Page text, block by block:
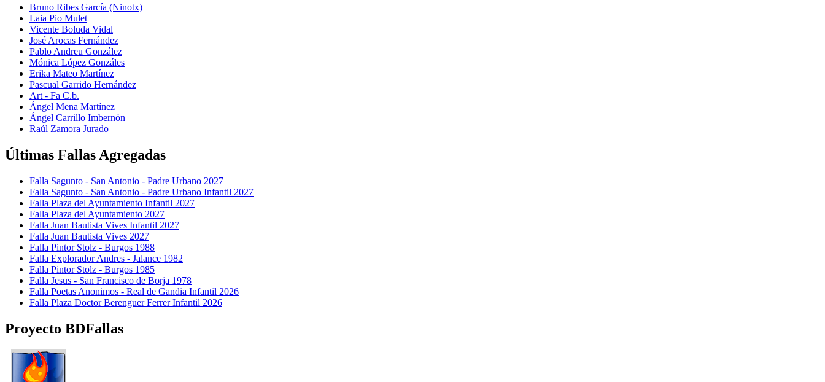
Bruno Ribes García (Ninotx)
Laia Pio Mulet
Vicente Boluda Vidal
José Arocas Fernández
Pablo Andreu González
Mónica López Gonzáles
Erika Mateo Martínez
Pascual Garrido Hernández
Art - Fa C.b.
Ángel Mena Martínez
Ángel Carrillo Imbernón
Raúl Zamora Jurado
Últimas Fallas Agregadas
Falla Sagunto - San Antonio - Padre Urbano 2027
Falla Sagunto - San Antonio - Padre Urbano Infantil 2027
Falla Plaza del Ayuntamiento Infantil 2027
Falla Plaza del Ayuntamiento 2027
Falla Juan Bautista Vives Infantil 2027
Falla Juan Bautista Vives 2027
Falla Pintor Stolz - Burgos 1988
Falla Explorador Andres - Jalance 1982
Falla Pintor Stolz - Burgos 1985
Falla Jesus - San Francisco de Borja 1978
Falla Poetas Anonimos - Real de Gandia Infantil 2026
Falla Plaza Doctor Berenguer Ferrer Infantil 2026
Proyecto BDFallas